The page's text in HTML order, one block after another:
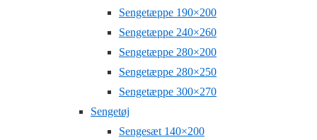
Sengetæppe 190×200
Sengetæppe 240×260
Sengetæppe 280×200
Sengetæppe 280×250
Sengetæppe 300×270
Sengetøj
Sengesæt 140×200